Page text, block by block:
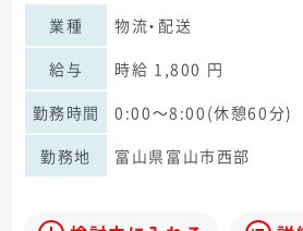
業種
物流・配送
給与
時給 1,800 円
勤務時間
0:00～8:00(休憩60分)
勤務地
富山県富山市西部